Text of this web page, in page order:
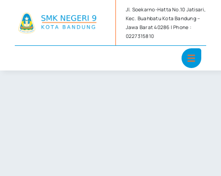
content
Jl. Soekarno-Hatta No.10 Jatisari,
Kec. Buahbatu Kota Bandung –
Jawa Barat 40286 | Phone :
0227315810